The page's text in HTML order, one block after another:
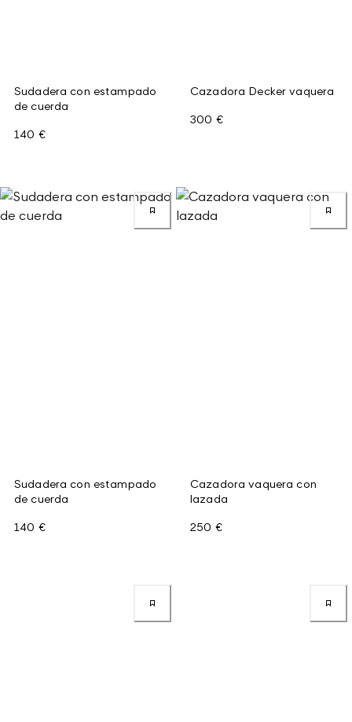
Sudadera con estampado
de cuerda
140 €
Cazadora Decker vaquera
300 €
Sudadera con estampado
de cuerda
140 €
Cazadora vaquera con
lazada
250 €